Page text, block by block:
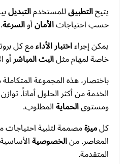
يتيحالتطبيقللمستخدمالتبديل
حسب احتياجاتالأمانأوالسرعة.
يمكن إجراءاختبارالأداءمع كل
خاصة لمهام مثلالبث المباشرأو
باختصار، هذه المجموعة
الخدمة من أكثر الحلول أماناً.
ومستوىالحمايةالمطلوب.
كلميزةمصممة لتلبية احتياجات
المعاصر. منالخصوصية
المتقدمة.